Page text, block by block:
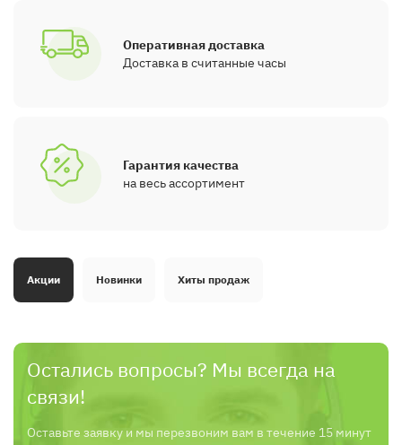
Оперативная доставка
Доставка в считанные часы
Гарантия качества
на весь ассортимент
Акции Новинки Хиты продаж
Остались вопросы? Мы всегда на
связи!
Оставьте заявку и мы перезвоним вам в течение 15 минут